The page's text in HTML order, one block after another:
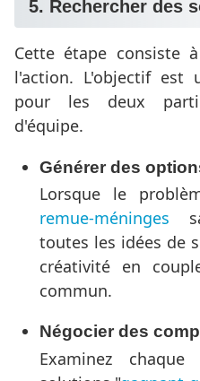
5. Rechercher des
Cette étape consiste
l'action. L'objectif est
pour les deux
d'équipe.
Générer des
Lorsque le
remue-méninges
toutes les idées de
créativité en
commun.
Négocier des
Examinez